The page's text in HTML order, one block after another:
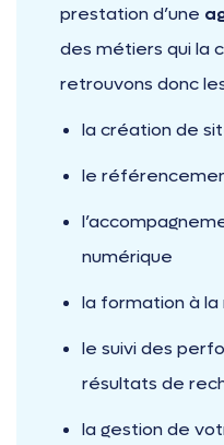
prestation d’une
des métiers qui la
retrouvons donc
la création de
le
numérique
la formation à
le suivi des
résultats de
la gestion de